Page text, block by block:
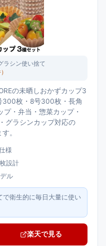
ラシン使い捨て
の未晒しおかずカップ3
300枚・8号300枚・長角
・弁当・惣菜カップ・
グラシンカップ対応の
。
様
設計
ル
で衛生的に毎日大量に使い
楽天で見る